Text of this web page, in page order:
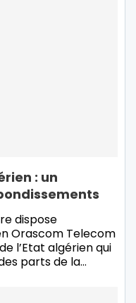
: un
dispose
Orascom Telecom
l’Etat algérien qui
parts de la…